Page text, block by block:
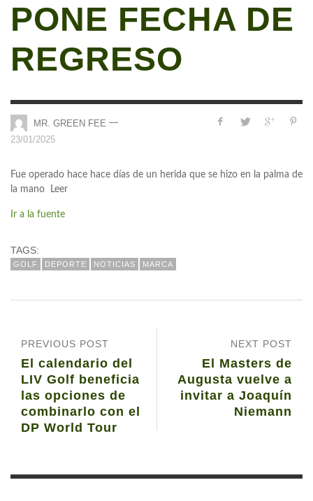
PONE FECHA DE
REGRESO
MR. GREEN FEE —
23/01/2025
Fue operado hace hace días de un herida que se hizo en la palma de
la mano Leer
Ir a la fuente
TAGS:
GOLF DEPORTE NOTICIAS MARCA
NEXT POST
El Masters de
Augusta vuelve a
invitar a Joaquín
Niemann
PREVIOUS POST
El calendario del
LIV Golf beneficia
las opciones de
combinarlo con el
DP World Tour